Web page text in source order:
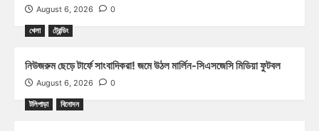
August 6, 2026 0
খেলা ট্রেন্ডিং
নিউজরুম ছেড়ে টার্ফে সাংবাদিকরা! জমে উঠল মার্লিন-সিএসজেসি মিডিয়া ফুটবল
August 6, 2026 0
টলিপাড়া বিনোদন